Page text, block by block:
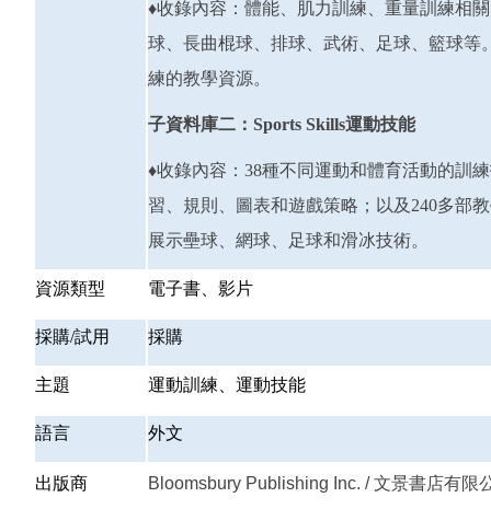
♦收錄內容：體能、肌力訓練、重量訓練相
球、長曲棍球、排球、武術、足球、籃球
練的教學資源。
子資料庫二：Sports Skills運動技能
♦收錄內容：38種不同運動和體育活動的訓
習、規則、圖表和遊戲策略；以及240多部
展示壘球、網球、足球和滑冰技術。
資源類型 電子書、影片
採購/試用 採購
主題 運動訓練、運動技能
語言 外文
出版商 Bloomsbury Publishing Inc. / 文景書店有限